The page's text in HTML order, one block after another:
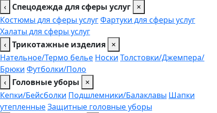
‹ Спецодежда для сферы услуг ×
Костюмы для сферы услугФартуки для сферы услуг
Халаты для сферы услуг
‹ Трикотажные изделия ×
Нательное/Термо белье Носки Толстовки/Джемпера/
Брюки Футболки/Поло
‹ Головные уборы
×
Кепки/Бейсболки Подшлемники/Балаклавы Шапки
утепленныеЗащитные головные уборы